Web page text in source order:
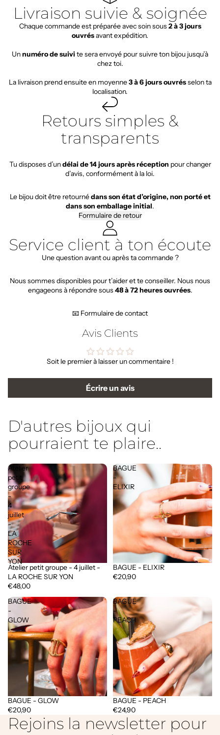
Livraison suivie & soignée
Chaque commande est préparée avec soin sous2 à 3 jours
ouvrésavant expédition.
Unnuméro de suivi te sera envoyé pour suivre ton bijou jusqu’à
chez toi.
La livraison prend ensuite en moyenne3 à 6 jours ouvrésselon ta
localisation.
Retours simples &
transparents
Tu disposes d’undélai de 14 jours après réception pour changer
d’avis, conformément à la loi.
Le bijou doit être retournédans son état d’origine, non porté et
dans son emballage initial.
Formulaire de retour
Service client à ton écoute
Une question avant ou après ta commande ?
Nous sommes disponibles pour t’aider et te conseiller. Nous nous
engageons à répondre sous48 à 72 heures ouvrées.
📧 Formulaire de contact
Avis Clients
Soit le premier à laisser un commentaire !
Écrire un avis
D'autres bijoux qui
pourraient te plaire..
Atelier
petit
groupe
-
4
juillet
-
LA
ROCHE
SUR
YON
Atelier petit groupe - 4 juillet -
LA ROCHE SUR YON
€48,00
BAGUE
-
ELIXIR
Épuisé
BAGUE - ELIXIR
€20,90
BAGUE
-
GLOW
BAGUE - GLOW
€20,90
BAGUE
-
PEACH
BAGUE - PEACH
€24,90
Rejoins la newsletter pour